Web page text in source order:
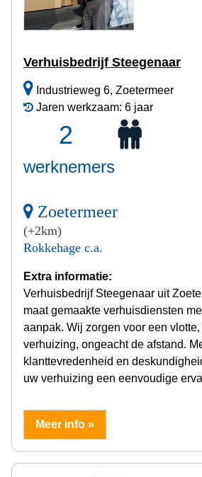
Verhuisbedrijf Steegenaar
Industrieweg 6, Zoetermeer
Jaren werkzaam: 6 jaar
2
werknemers
Zoetermeer
(+2km)
Rokkehage c.a.
Extra informatie:
Verhuisbedrijf Steegenaar uit
maat gemaakte verhuisdiensten
aanpak. Wij zorgen voor een
verhuizing, ongeacht de afstand.
klanttevredenheid en
uw verhuizing een eenvoudige
Meer info »